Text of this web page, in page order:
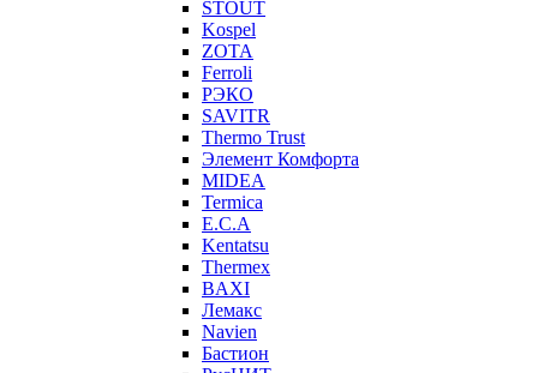
STOUT
Kospel
ZOTA
Ferroli
РЭКО
SAVITR
Thermo Trust
Элемент Комфорта
MIDEA
Termica
E.C.A
Kentatsu
Thermex
BAXI
Лемакс
Navien
Бастион